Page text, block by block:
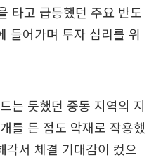
타고 급등했던 주요 반도
들어가며 투자 심리를 위
는 듯했던 중동 지역의 지
를 든 점도 악재로 작용했
각서 체결 기대감이 컸으